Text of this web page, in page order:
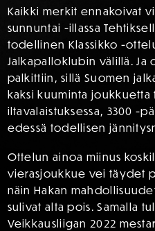
Kaikki merkit ennakoivat
sunnuntai -illassa
todellinen Klassikko -
Jalkapalloklubin välillä.
palkittiin, sillä Suomen
kaksi kuuminta joukkuetta
iltavalaistuksessa, 3300 -
edessä todellisen
Ottelun ainoa miinus
vierasjoukkue vei täydet
näin Hakan
sulivat alta pois. Samalla
Veikkausliigan 2022